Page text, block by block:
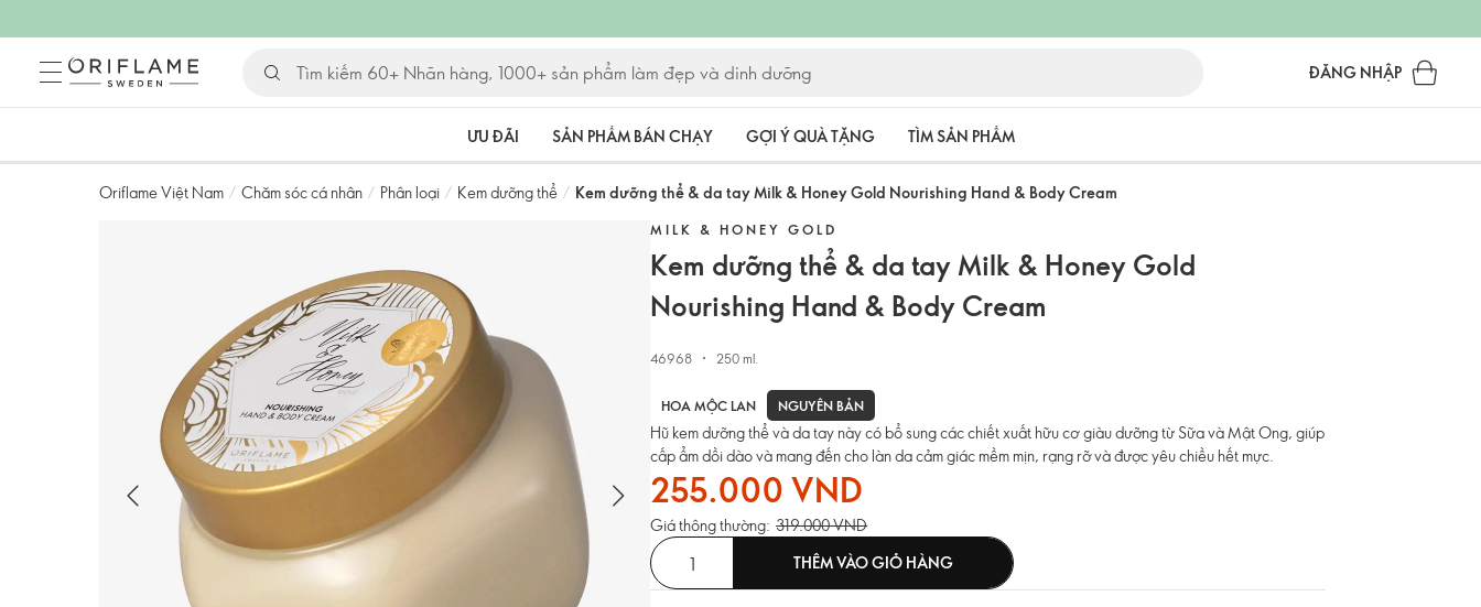
ĐĂNG NHẬP
ƯU ĐÃI SẢN PHẨM BÁN CHẠY GỢI Ý QUÀ TẶNG TÌM SẢN PHẨM
Oriflame Việt Nam / Chăm sóc cá nhân / Phân loại / Kem dưỡng thể / Kem dưỡng thể & da tay Milk & Honey Gold Nourishing Hand & Body Cream
46968 250 ml.
MILK & HONEY GOLD
Kem dưỡng thể & da tay Milk & Honey Gold
Nourishing Hand & Body Cream
HOA MỘC LAN NGUYÊN BẢN
Hũ kem dưỡng thể và da tay này có bổ sung các chiết xuất hữu cơ giàu dưỡng từ Sữa và Mật Ong, giúp
cấp ẩm dồi dào và mang đến cho làn da cảm giác mềm mịn, rạng rỡ và được yêu chiều hết mực.
255.000 VND
Giá thông thường: 319.000 VND
THÊM VÀO GIỎ HÀNG